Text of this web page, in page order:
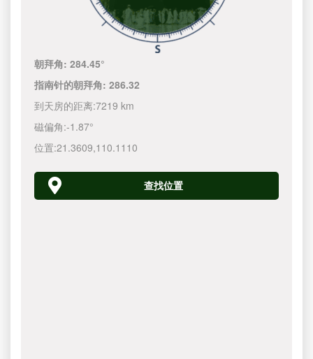
朝拜角:284.45°
指南针的朝拜角:286.32
到天房的距离:7219 km
磁偏角:-1.87°
位置:21.3609,110.1110
查找位置